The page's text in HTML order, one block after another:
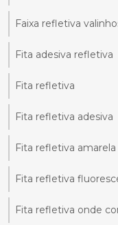
Faixa refletiva
Fita adesiva refletiva
Fita refletiva
Fita refletiva adesiva
Fita refletiva amarela
Fita refletiva
Fita refletiva onde